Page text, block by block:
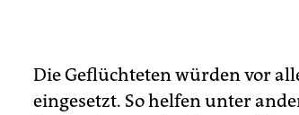
Die Geflüchteten würden vor
eingesetzt. So helfen unter